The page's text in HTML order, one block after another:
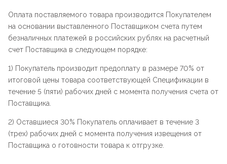
Оплата поставляемого товара производится Покупателем
на основании выставленного Поставщиком счета путем
безналичных платежей в российских рублях на расчетный
счет Поставщика в следующем порядке:
1) Покупатель производит предоплату в размере 70% от
итоговой цены товара соответствующей Спецификации в
течение 5 (пяти) рабочих дней с момента получения счета от
Поставщика.
2) Оставшиеся 30% Покупатель оплачивает в течение 3
(трех) рабочих дней с момента получения извещения от
Поставщика о готовности товара к отгрузке.